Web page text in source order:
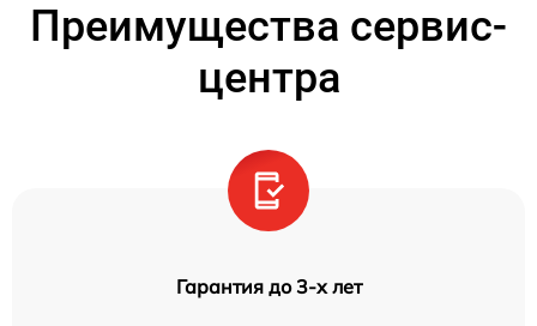
Преимущества сервис-
центра
Гарантия до 3-х лет